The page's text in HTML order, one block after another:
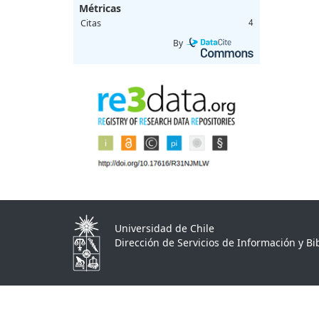
Métricas
Citas 4
By
Universidad de Chile
Dirección de Servicios de Información y